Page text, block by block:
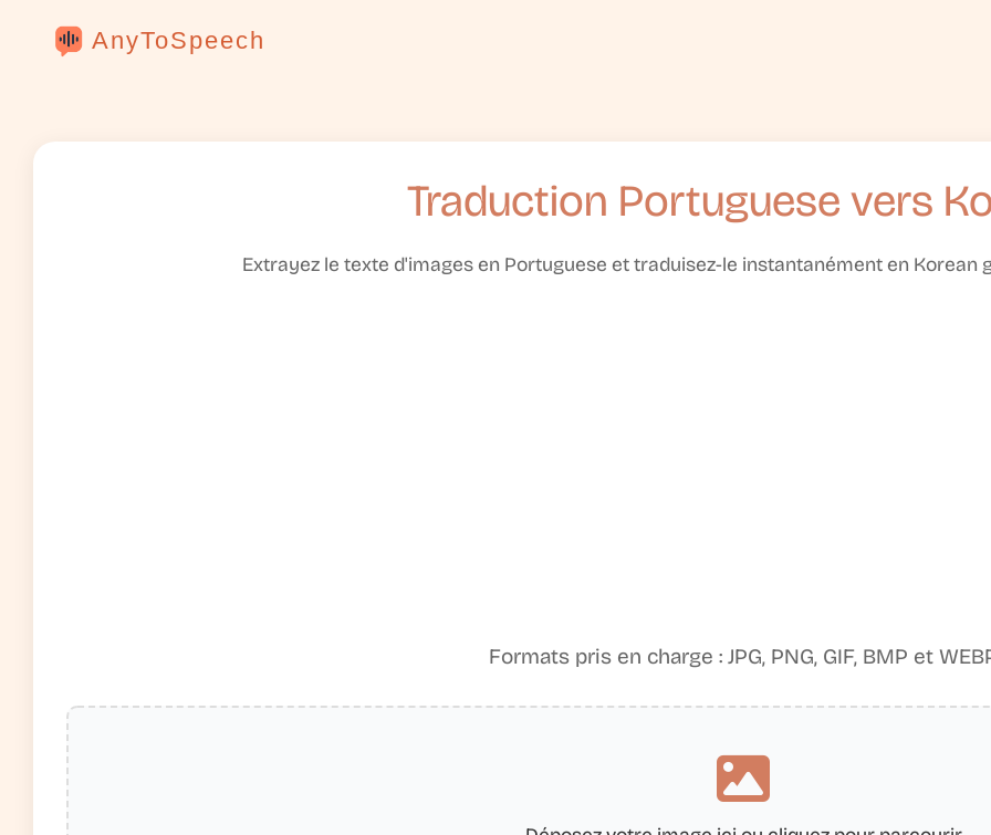
AnyToSpeech
Traduction Portuguese vers
Extrayez le texte d'images en Portuguese et traduisez-le instantanément en Korean
Formats pris en charge : JPG, PNG, GIF, BMP et